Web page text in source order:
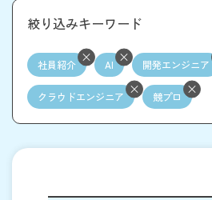
絞り込みキーワード
社員紹介 AI 開発エンジニア
クラウドエンジニア 競プロ